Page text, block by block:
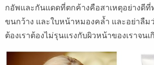
กอัพและกันแดดที่ตกค้างคือสาเหตุอย่างดีที่
ขนกว้าง และใบหน้าหมองคล้ำ และอย่าลืม
ต้องเราต้องไม่รุนแรงกับผิวหน้าของเราจน